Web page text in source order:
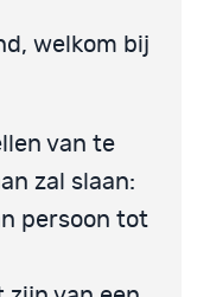
welkom bij
van te
zal slaan:
persoon tot